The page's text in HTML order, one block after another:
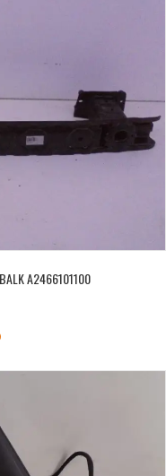
A2466101100